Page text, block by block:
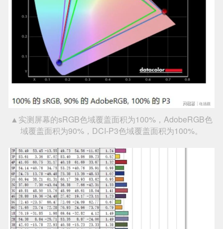
▲实测屏幕的sRGB色域覆盖面积为100%，AdobeRGB色
域覆盖面积为90%，DCI-P3色域覆盖面积为100%。